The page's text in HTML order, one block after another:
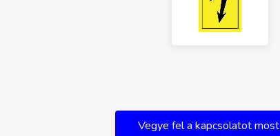
Vegye fel a kapcsolatot